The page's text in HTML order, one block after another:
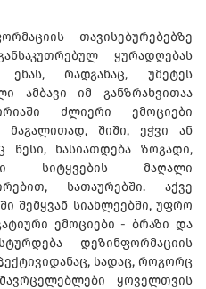
თავისებურებებზე
ყურადღებას
რადგანაც, უმეტეს
ამბავი იმ განზრახვითაა
ძლიერი ემოციები
მაგალითად, შიში, ეჭვი ან
წესი, ხასიათდება ზოგადი,
სიტყვების მაღალი
სათაურებში. აქვე
შემყვან სიახლეებში, უფრო
ემოციები - ბრაზი და
დეზინფორმაციის
სადაც, როგორც
ყოველთვის